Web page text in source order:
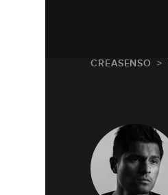
CREASENSO